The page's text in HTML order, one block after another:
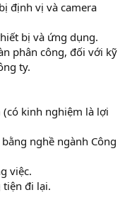
định vị và camera
bị và ứng dụng.
phân công, đối với kỹ
ty.
kinh nghiệm là lợi
nghề ngành Công
việc.
tiện đi lại.